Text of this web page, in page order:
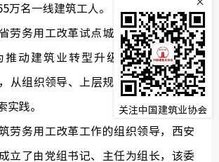
万名一线建筑工人。
务用工改革试点城市，西安把劳务
推动建筑业转型升级和工人产业化
组织领导、上层规划、突出特色等
实践。
务用工改革工作的组织领导，西安
立了由党组书记、主任为组长，该委
×
关注中国建筑业协会